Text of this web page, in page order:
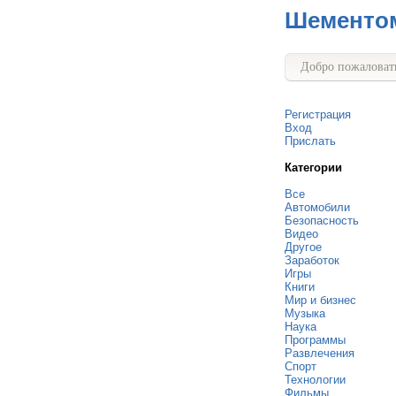
Добро
Регистрация
Вход
Прислать
Категории
Все
Автомобили
Безопасность
Видео
Другое
Заработок
Игры
Книги
Мир и бизнес
Музыка
Наука
Программы
Развлечения
Спорт
Технологии
Фильмы